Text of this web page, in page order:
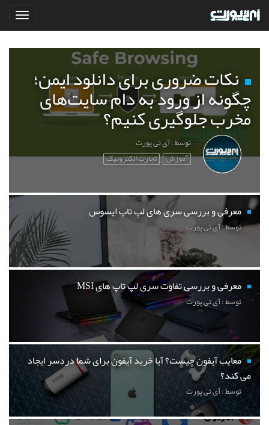
نکات ضروری برای دانلود ایمن؛
چگونه از ورود به دام سایت‌های
مخرب جلوگیری کنیم؟
توسط : آی تی پورت
آموزش تجارت الکترونیک
معرفی و بررسی سری های لپ تاپ ایسوس
توسط : آی تی پورت
معرفی و بررسی تفاوت سری لپ تاپ های MSI
توسط : آی تی پورت
معایب آیفون چیست؟ آیا خرید آیفون برای شما دردسر ایجاد
می کند؟
توسط : آی تی پورت